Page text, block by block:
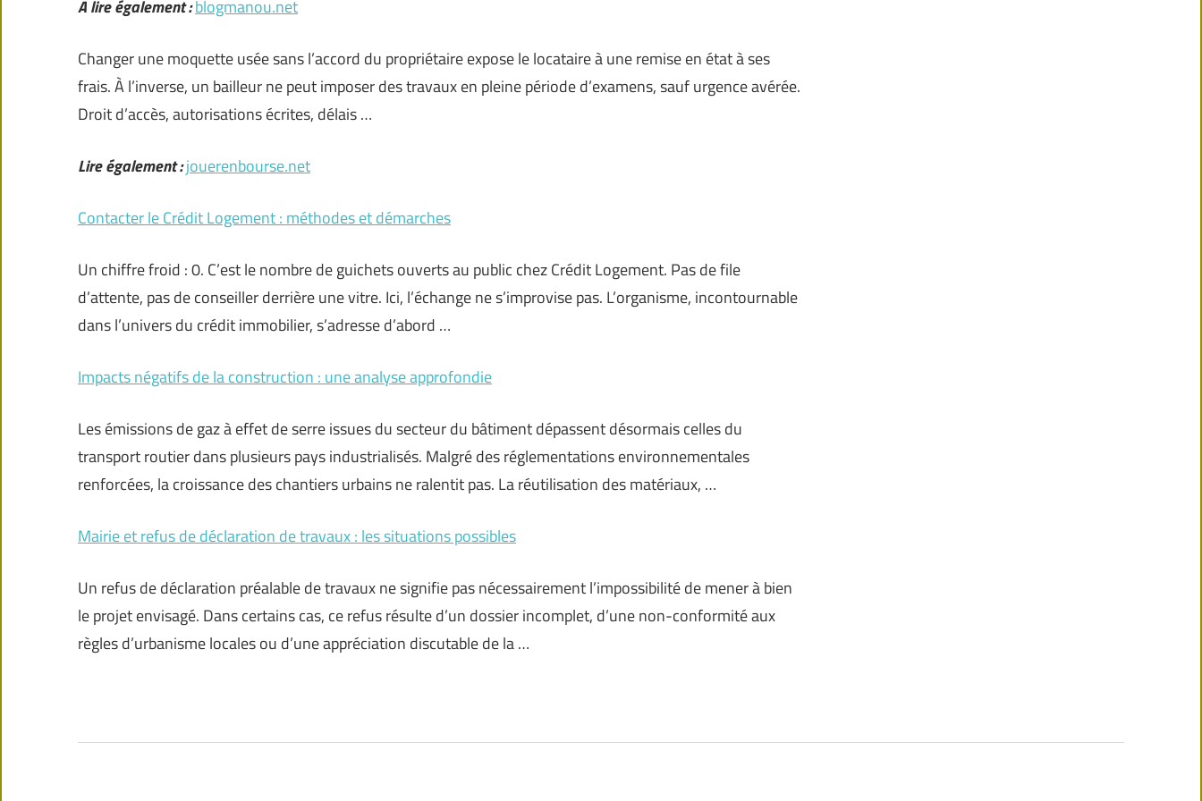
A lire également :blogmanou.net
Changer une moquette usée sans l’accord du propriétaire expose le locataire à une remise en état à ses
frais. À l’inverse, un bailleur ne peut imposer des travaux en pleine période d’examens, sauf urgence avérée.
Droit d’accès, autorisations écrites, délais …
Lire également :jouerenbourse.net
Contacter le Crédit Logement : méthodes et démarches
Un chiffre froid : 0. C’est le nombre de guichets ouverts au public chez Crédit Logement. Pas de file
d’attente, pas de conseiller derrière une vitre. Ici, l’échange ne s’improvise pas. L’organisme, incontournable
dans l’univers du crédit immobilier, s’adresse d’abord …
Impacts négatifs de la construction : une analyse approfondie
Les émissions de gaz à effet de serre issues du secteur du bâtiment dépassent désormais celles du
transport routier dans plusieurs pays industrialisés. Malgré des réglementations environnementales
renforcées, la croissance des chantiers urbains ne ralentit pas. La réutilisation des matériaux, …
Mairie et refus de déclaration de travaux : les situations possibles
Un refus de déclaration préalable de travaux ne signifie pas nécessairement l’impossibilité de mener à bien
le projet envisagé. Dans certains cas, ce refus résulte d’un dossier incomplet, d’une non-conformité aux
règles d’urbanisme locales ou d’une appréciation discutable de la …